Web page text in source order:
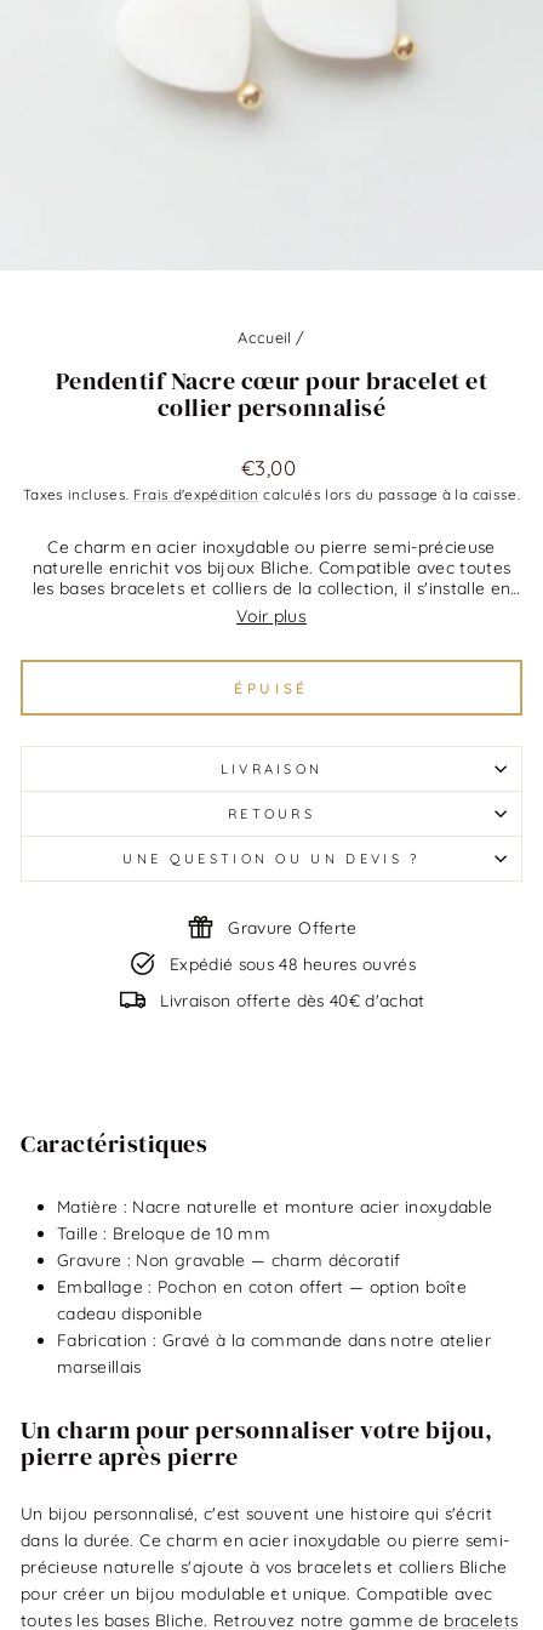
Accueil /
Pendentif Nacre cœur pour bracelet et
collier personnalisé
Prix
régulier
€3,00
Taxes incluses. Frais d'expédition calculés lors du passage à la caisse.
Ce charm en acier inoxydable ou pierre semi-précieuse
naturelle enrichit vos bijoux Bliche. Compatible avec toutes
les bases bracelets et colliers de la collection, il s'installe en
quelques secondes sans outil. Chaque charm raconte quelque
chose : une naissance, un anniversaire, un symbole fort.
Voir plus
ÉPUISÉ
LIVRAISON
RETOURS
UNE QUESTION OU UN DEVIS ?
Gravure Offerte
Expédié sous 48 heures ouvrés
Livraison offerte dès 40€ d'achat
Caractéristiques
Matière : Nacre naturelle et monture acier inoxydable
Taille : Breloque de 10 mm
Gravure : Non gravable — charm décoratif
Emballage : Pochon en coton offert — option boîte
cadeau disponible
Fabrication : Gravé à la commande dans notre atelier
marseillais
Un charm pour personnaliser votre bijou,
pierre après pierre
Un bijou personnalisé, c'est souvent une histoire qui s'écrit
dans la durée. Ce charm en acier inoxydable ou pierre semi-
précieuse naturelle s'ajoute à vos bracelets et colliers Bliche
pour créer un bijou modulable et unique. Compatible avec
toutes les bases Bliche. Retrouvez notre gamme de bracelets